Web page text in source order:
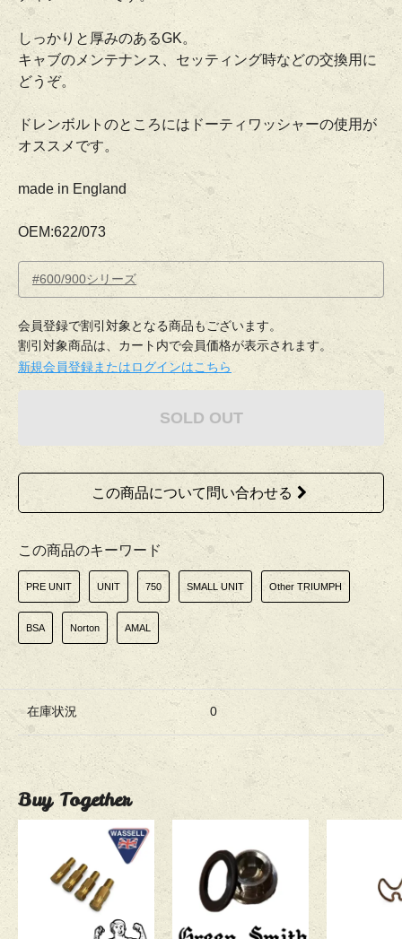
しっかりと厚みのあるGK。
キャブのメンテナンス、セッティング時などの交換用に
どうぞ。
ドレンボルトのところにはドーティワッシャーの使用が
オススメです。
made in England
OEM:622/073
#600/900シリーズ
会員登録で割引対象となる商品もございます。
割引対象商品は、カート内で会員価格が表示されます。
新規会員登録またはログインはこちら
SOLD OUT
この商品について問い合わせる
この商品のキーワード
PRE UNIT UNIT 750 SMALL UNIT Other TRIUMPH
BSA Norton AMAL
在庫状況 0
Buy Together